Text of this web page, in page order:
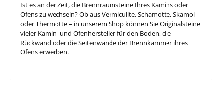
Ist es an der Zeit, die Brennraumsteine Ihres Kamins oder
Ofens zu wechseln? Ob aus Vermiculite, Schamotte, Skamol
oder Thermotte – in unserem Shop können Sie Originalsteine
vieler Kamin- und Ofenhersteller für den Boden, die
Rückwand oder die Seitenwände der Brennkammer ihres
Ofens erwerben.